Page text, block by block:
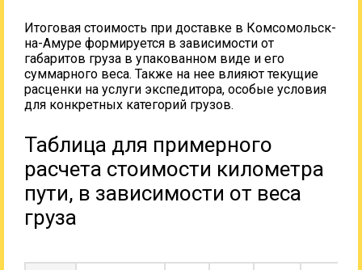
Итоговая стоимость при доставке в Комсомольск-
на-Амуре формируется в зависимости от
габаритов груза в упакованном виде и его
суммарного веса. Также на нее влияют текущие
расценки на услуги экспедитора, особые условия
для конкретных категорий грузов.
Таблица для примерного
расчета стоимости километра
пути, в зависимости от веса
груза